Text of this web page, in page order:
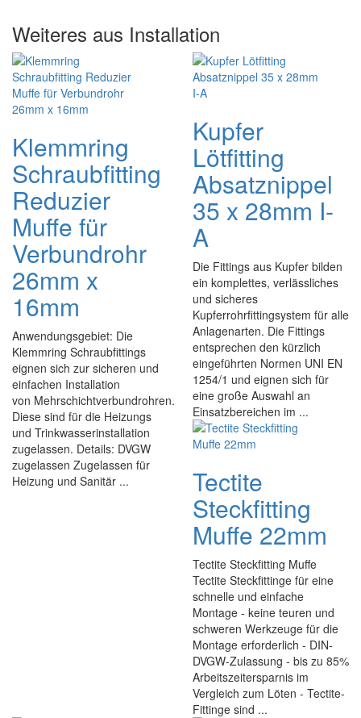
Weiteres aus Installation
Klemmring
Schraubfitting
Reduzier
Muffe für
Verbundrohr
26mm x
16mm
Anwendungsgebiet: Die
Klemmring Schraubfittings
eignen sich zur sicheren und
einfachen Installation
von Mehrschichtverbundrohren.
Diese sind für die Heizungs
und Trinkwasserinstallation
zugelassen. Details: DVGW
zugelassen Zugelassen für
Heizung und Sanitär ...
Kupfer
Lötfitting
Absatznippel
35 x 28mm I-
A
Die Fittings aus Kupfer bilden
ein komplettes, verlässliches
und sicheres
Kupferrohrfittingsystem für alle
Anlagenarten. Die Fittings
entsprechen den kürzlich
eingeführten Normen UNI EN
1254/1 und eignen sich für
eine große Auswahl an
Einsatzbereichen im ...
Tectite
Steckfitting
Muffe 22mm
Tectite Steckfitting Muffe
Tectite Steckfittinge für eine
schnelle und einfache
Montage - keine teuren und
schweren Werkzeuge für die
Montage erforderlich - DIN-
DVGW-Zulassung - bis zu 85%
Arbeitszeitersparnis im
Vergleich zum Löten - Tectite-
Fittinge sind ...